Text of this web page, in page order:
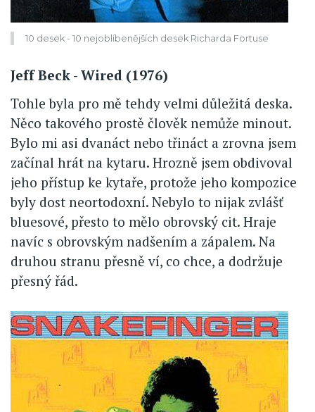
10 desek - 10 nejoblíbenějších desek Richarda Fortuse
Jeff Beck - Wired (1976)
Tohle byla pro mě tehdy velmi důležitá deska.
Něco takového prostě člověk nemůže minout.
Bylo mi asi dvanáct nebo třináct a zrovna jsem
začínal hrát na kytaru. Hrozně jsem obdivoval
jeho přístup ke kytaře, protože jeho kompozice
byly dost neortodoxní. Nebylo to nijak zvlášť
bluesové, přesto to mělo obrovský cit. Hraje
navíc s obrovským nadšením a zápalem. Na
druhou stranu přesně ví, co chce, a dodržuje
přesný řád.